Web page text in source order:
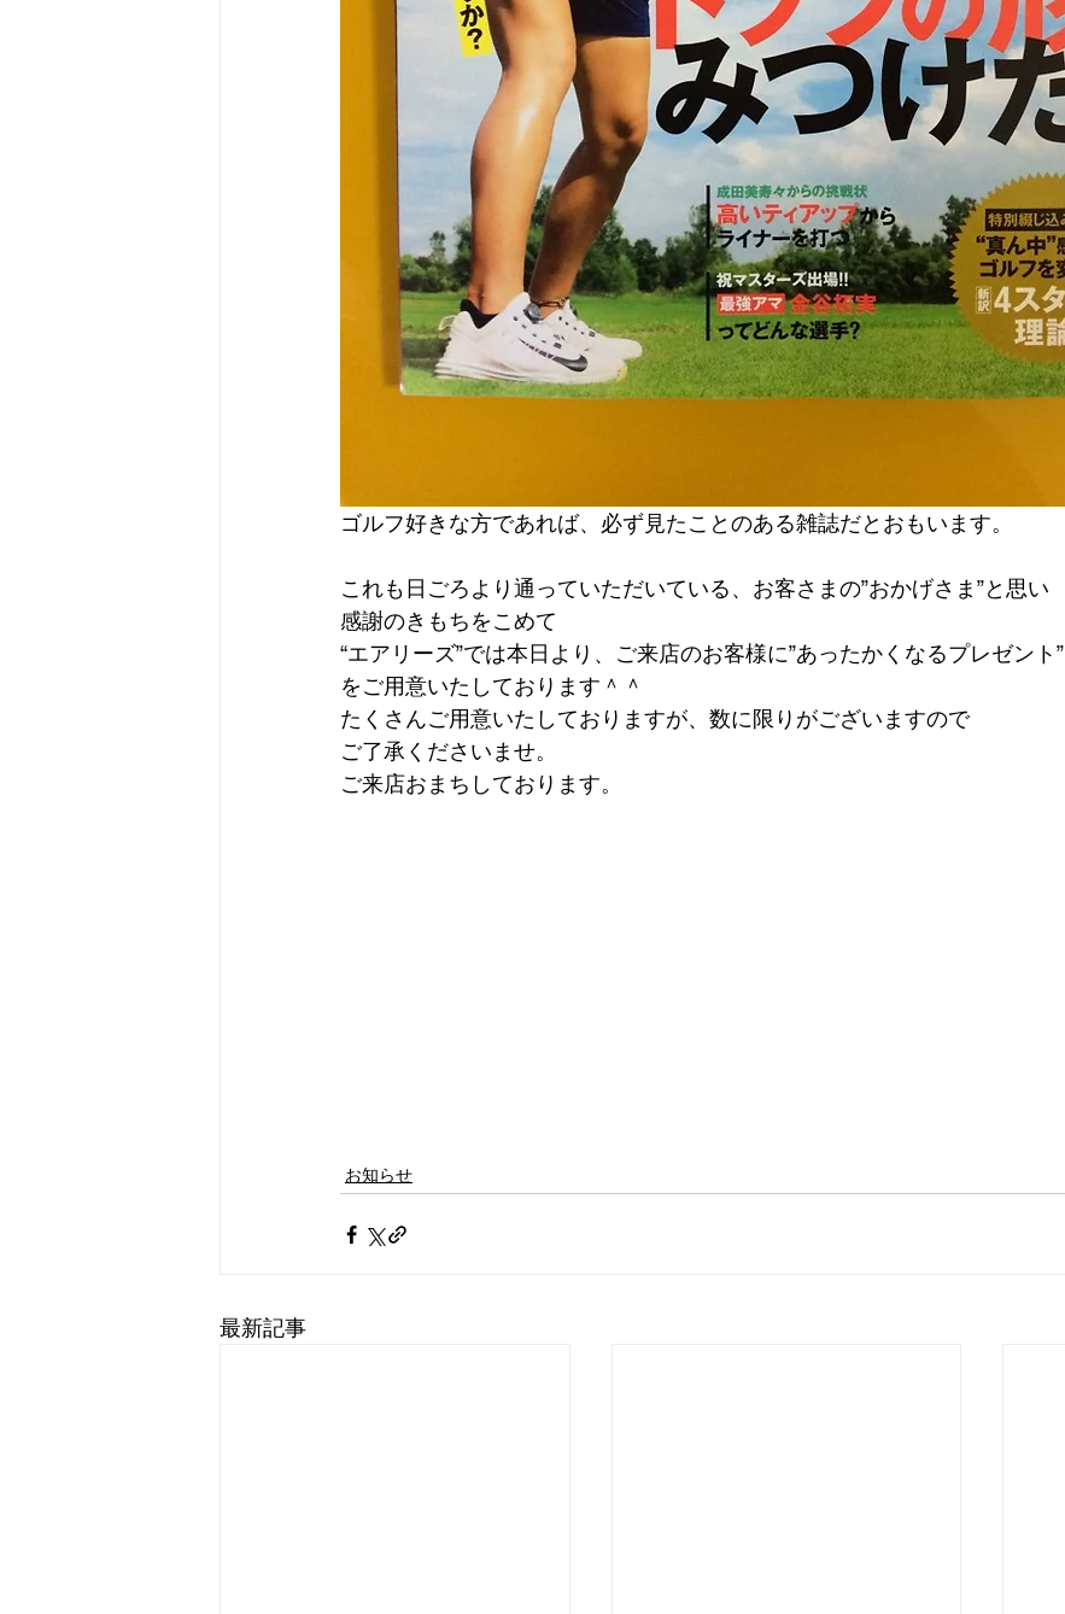
ゴルフ好きな方であれば、必ず見たことのある雑誌だとおもいます。
これも日ごろより通っていただいている、お客さまの”おかげさま”と思い
感謝のきもちをこめて
“エアリーズ”では本日より、ご来店のお客様に”あったかくなるプレゼント”
をご用意いたしております＾＾
たくさんご用意いたしておりますが、数に限りがございますので
ご了承くださいませ。
ご来店おまちしております。
お知らせ
最新記事